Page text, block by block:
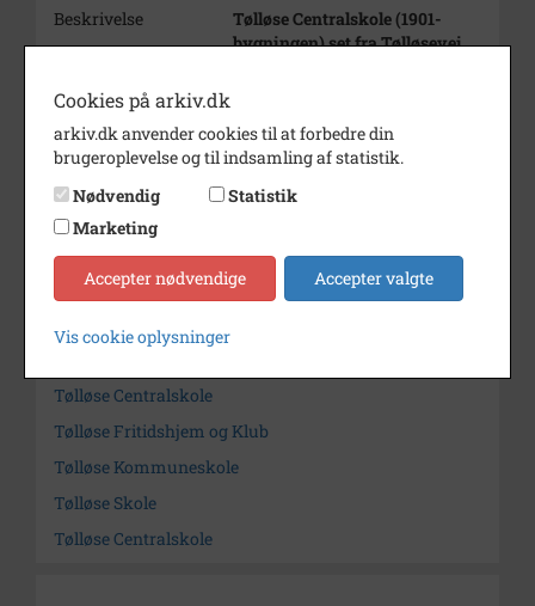
Beskrivelse
Tølløse Centralskole (1901-
bygningen) set fra Tølløsevej.
Dateringsnote
udateret
Fotograf
Ukendt
Arkiv
Holbæk-Arkiverne / Tølløse
Kontakt arkivet
Tølløse Centralskole
Tølløse Fritidshjem og Klub
Tølløse Kommuneskole
Tølløse Skole
Tølløse Centralskole
Cookies på arkiv.dk
arkiv.dk anvender cookies til at forbedre din
brugeroplevelse og til indsamling af statistik.
Nødvendig
Statistik
Marketing
Accepter nødvendige Accepter valgte
Vis cookie oplysninger